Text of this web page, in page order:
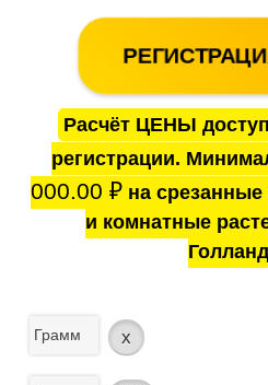
Расчёт ЦЕНЫ
регистрации.
000.00 ₽на срезанные
и комнатные
Грамм x